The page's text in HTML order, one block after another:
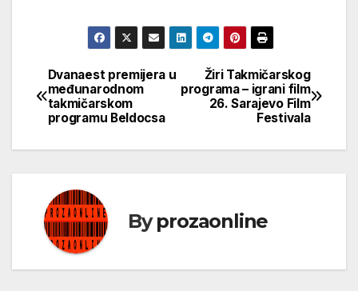
Кретање
чланка
Žiri Takmičarskog
programa – igrani film
26. Sarajevo Film
Festivala
Dvanaest premijera u
međunarodnom
takmičarskom
programu Beldocsa
Byprozaonline